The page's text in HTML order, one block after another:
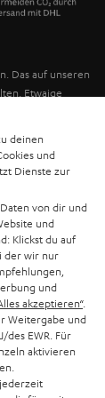
Das auf unseren
Etwaige
deinen
und
Dienste zur
von dir und
und
Klickst du auf
der wir nur
und
akzeptieren“.
Weitergabe und
EWR. Für
aktivieren